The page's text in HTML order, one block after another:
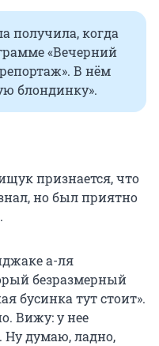
получила, когда
«Вечерний
В нём
блондинку».
признается, что
но был приятно
а-ля
безразмерный
бусинка тут стоит».
Вижу: у нее
Ну думаю, ладно,